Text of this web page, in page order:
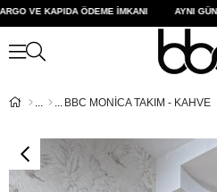
VE KAPIDA ÖDEME İMKANI AYNI GÜN
BBC MONİCA TAKIM - KAHVE